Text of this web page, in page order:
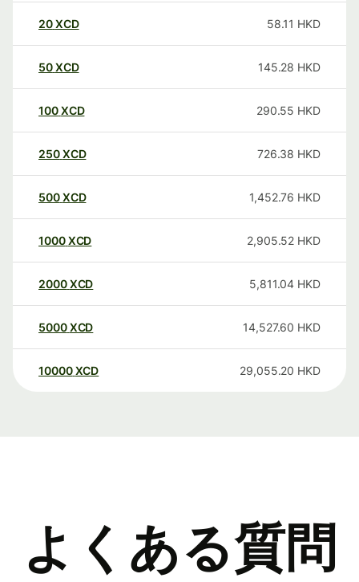
20XCD 58.11 HKD
50XCD 145.28 HKD
100XCD 290.55 HKD
250XCD 726.38 HKD
500XCD 1,452.76 HKD
1000XCD 2,905.52 HKD
2000XCD 5,811.04 HKD
5000XCD 14,527.60 HKD
10000 XCD 29,055.20 HKD
よくある質問